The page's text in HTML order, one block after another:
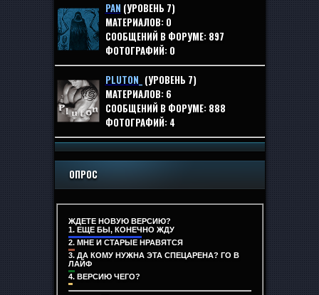
PAN (УРОВЕНЬ 7)
МАТЕРИАЛОВ: 0
СООБЩЕНИЙ В ФОРУМЕ: 897
ФОТОГРАФИЙ: 0
PLUTON_ (УРОВЕНЬ 7)
МАТЕРИАЛОВ: 6
СООБЩЕНИЙ В ФОРУМЕ: 888
ФОТОГРАФИЙ: 4
ОПРОС
ЖДЕТЕ НОВУЮ ВЕРСИЮ?
1. ЕЩЕ БЫ, КОНЕЧНО ЖДУ
2. МНЕ И СТАРЫЕ НРАВЯТСЯ
3. ДА КОМУ НУЖНА ЭТА СПЕЦАРЕНА? ГО В
ЛАЙФ
4. ВЕРСИЮ ЧЕГО?